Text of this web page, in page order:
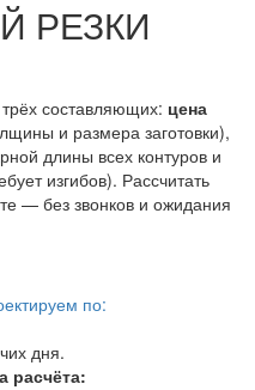
РЕЗКИ
составляющих: цена
и размера заготовки),
длины всех контуров и
изгибов). Рассчитать
— без звонков и ожидания
по:
дня.
расчёта: